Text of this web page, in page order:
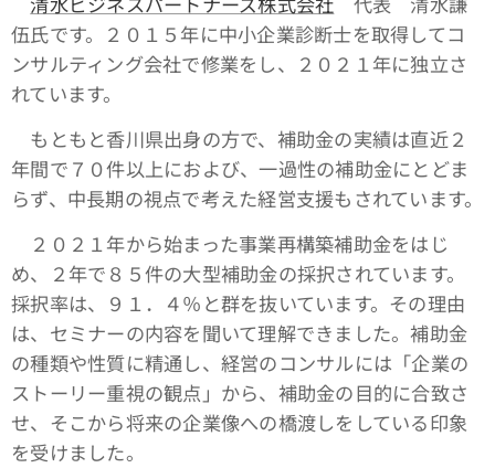
伍氏です。２０１５年に中小企業診断士を取得してコ
ンサルティング会社で修業をし、２０２１年に独立さ
れています。
もともと香川県出身の方で、補助金の実績は直近２
年間で７０件以上におよび、一過性の補助金にとどま
らず、中長期の視点で考えた経営支援もされています。
２０２１年から始まった事業再構築補助金をはじ
め、２年で８５件の大型補助金の採択されています。
採択率は、９１．４％と群を抜いています。その理由
は、セミナーの内容を聞いて理解できました。補助金
の種類や性質に精通し、経営のコンサルには「企業の
ストーリー重視の観点」から、補助金の目的に合致さ
せ、そこから将来の企業像への橋渡しをしている印象
を受けました。